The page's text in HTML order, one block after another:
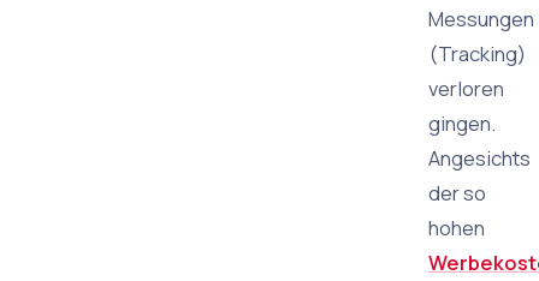
Messungen
(Tracking)
verloren
gingen.
Angesichts
der so
hohen